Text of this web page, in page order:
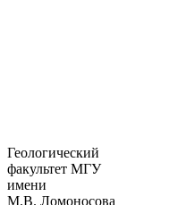
Геологический
факультет МГУ
имени
М.В. Ломоносова